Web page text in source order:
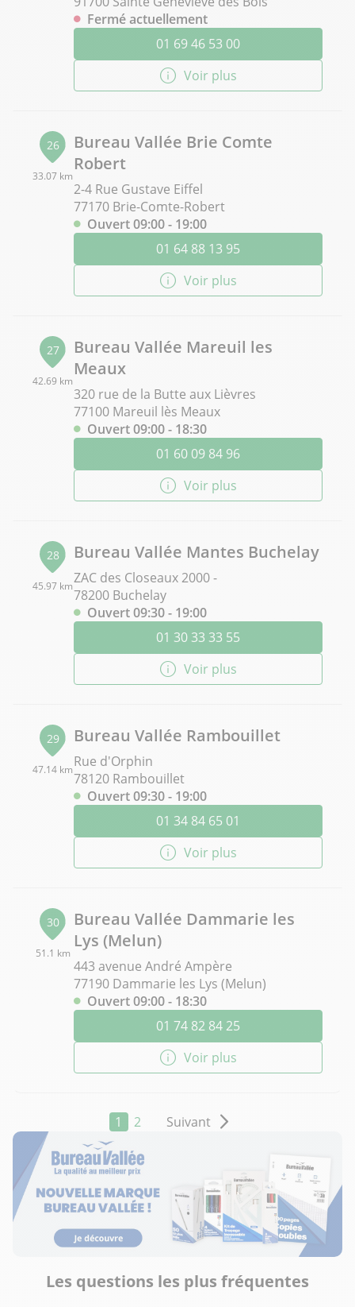
Fermé actuellement
01 69 46 53 00
Voir plus
26
33.07 km
Bureau Vallée Brie Comte
Robert
2-4 Rue Gustave Eiffel
77170 Brie-Comte-Robert
Ouvert 09:00 - 19:00
01 64 88 13 95
Voir plus
27
42.69 km
Bureau Vallée Mareuil les
Meaux
320 rue de la Butte aux Lièvres
77100 Mareuil lès Meaux
Ouvert 09:00 - 18:30
01 60 09 84 96
Voir plus
28
45.97 km
Bureau Vallée Mantes Buchelay
ZAC des Closeaux 2000 -
78200 Buchelay
Ouvert 09:30 - 19:00
01 30 33 33 55
Voir plus
29
47.14 km
Bureau Vallée Rambouillet
Rue d'Orphin
78120 Rambouillet
Ouvert 09:30 - 19:00
01 34 84 65 01
Voir plus
30
51.1 km
Bureau Vallée Dammarie les
Lys (Melun)
443 avenue André Ampère
77190 Dammarie les Lys (Melun)
Ouvert 09:00 - 18:30
01 74 82 84 25
Voir plus
1 2 Suivant
Les questions les plus fréquentes